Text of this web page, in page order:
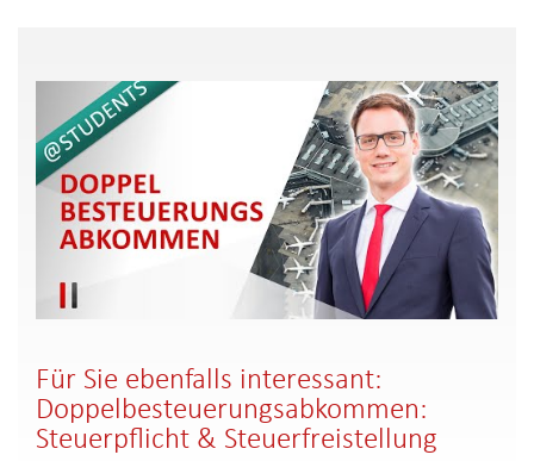
Für Sie ebenfalls interessant:
Doppelbesteuerungsabkommen:
Steuerpflicht & Steuerfreistellung